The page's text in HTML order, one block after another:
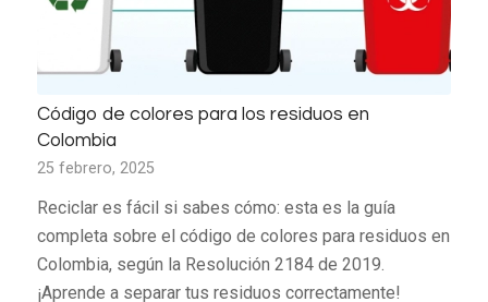
Código de colores para los residuos en
Colombia
25 febrero, 2025
Reciclar es fácil si sabes cómo: esta es la guía
completa sobre el código de colores para residuos en
Colombia, según la Resolución 2184 de 2019.
¡Aprende a separar tus residuos correctamente!